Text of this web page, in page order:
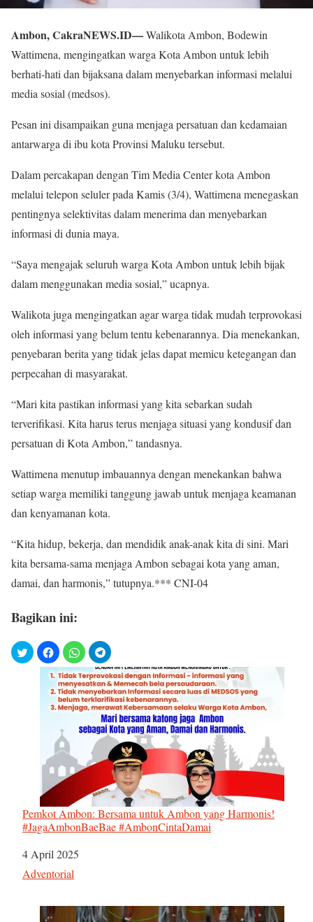
Ambon, CakraNEWS.ID—Walikota Ambon, Bodewin
Wattimena, mengingatkan warga Kota Ambon untuk lebih
berhati-hati dan bijaksana dalam menyebarkan informasi melalui
media sosial (medsos).
Pesan ini disampaikan guna menjaga persatuan dan kedamaian
antarwarga di ibu kota Provinsi Maluku tersebut.
Dalam percakapan dengan Tim Media Center kota Ambon
melalui telepon seluler pada Kamis (3/4), Wattimena menegaskan
pentingnya selektivitas dalam menerima dan menyebarkan
informasi di dunia maya.
“Saya mengajak seluruh warga Kota Ambon untuk lebih bijak
dalam menggunakan media sosial,” ucapnya.
Walikota juga mengingatkan agar warga tidak mudah terprovokasi
oleh informasi yang belum tentu kebenarannya. Dia menekankan,
penyebaran berita yang tidak jelas dapat memicu ketegangan dan
perpecahan di masyarakat.
“Mari kita pastikan informasi yang kita sebarkan sudah
terverifikasi. Kita harus terus menjaga situasi yang kondusif dan
persatuan di Kota Ambon,” tandasnya.
Wattimena menutup imbauannya dengan menekankan bahwa
setiap warga memiliki tanggung jawab untuk menjaga keamanan
dan kenyamanan kota.
“Kita hidup, bekerja, dan mendidik anak-anak kita di sini. Mari
kita bersama-sama menjaga Ambon sebagai kota yang aman,
damai, dan harmonis,” tutupnya.*** CNI-04
Bagikan ini:
Pemkot Ambon: Bersama untuk Ambon yang Harmonis!
#JagaAmbonBaeBae #AmbonCintaDamai
Tanggal
4 April 2025
Sehubungan dengan
Adventorial